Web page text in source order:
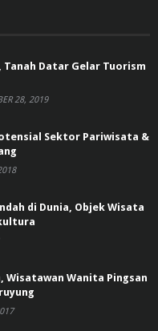
Datar Gelar Tuorism
28, 2019
Sektor Pariwisata &
di Dunia, Objek Wisata
Wisatawan Wanita Pingsan